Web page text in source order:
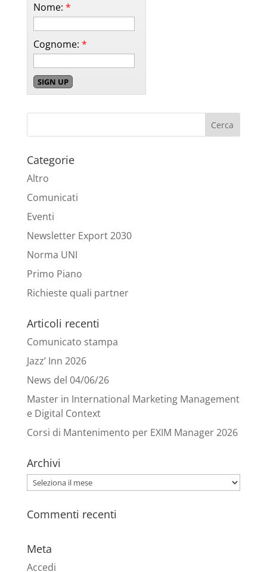
Nome: *
Cognome: *
Categorie
Altro
Comunicati
Eventi
Newsletter Export 2030
Norma UNI
Primo Piano
Richieste quali partner
Articoli recenti
Comunicato stampa
Jazz’ Inn 2026
News del 04/06/26
Master in International Marketing Management
e Digital Context
Corsi di Mantenimento per EXIM Manager 2026
Archivi
Archivi
Commenti recenti
Meta
Accedi